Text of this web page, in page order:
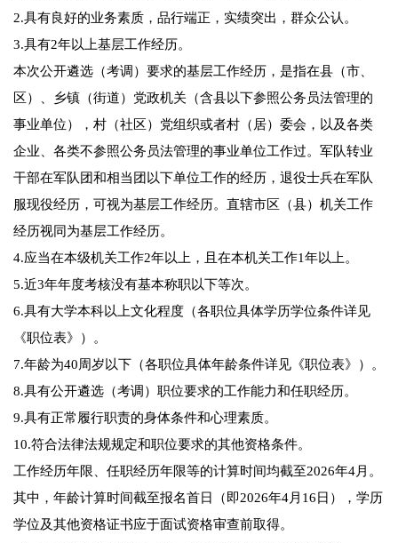
2.具有良好的业务素质，品行端正，实绩突出，群众公认。
3.具有2年以上基层工作经历。
本次公开遴选（考调）要求的基层工作经历，是指在县（市、
区）、乡镇（街道）党政机关（含县以下参照公务员法管理的
事业单位），村（社区）党组织或者村（居）委会，以及各类
企业、各类不参照公务员法管理的事业单位工作过。军队转业
干部在军队团和相当团以下单位工作的经历，退役士兵在军队
服现役经历，可视为基层工作经历。直辖市区（县）机关工作
经历视同为基层工作经历。
4.应当在本级机关工作2年以上，且在本机关工作1年以上。
5.近3年年度考核没有基本称职以下等次。
6.具有大学本科以上文化程度（各职位具体学历学位条件详见
《职位表》）。
7.年龄为40周岁以下（各职位具体年龄条件详见《职位表》）。
8.具有公开遴选（考调）职位要求的工作能力和任职经历。
9.具有正常履行职责的身体条件和心理素质。
10.符合法律法规规定和职位要求的其他资格条件。
工作经历年限、任职经历年限等的计算时间均截至2026年4月。
其中，年龄计算时间截至报名首日（即2026年4月16日），学历
学位及其他资格证书应于面试资格审查前取得。